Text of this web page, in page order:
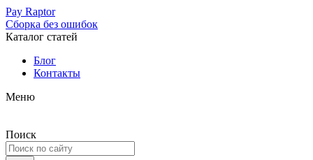
Pay Raptor
Сборка без ошибок
Каталог статей
Блог
Контакты
Меню
Поиск